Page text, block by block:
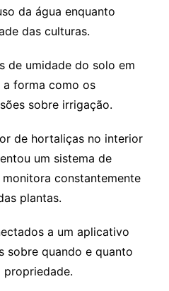
da água enquanto
das culturas.
de umidade do solo em
forma como os
sobre irrigação.
de hortaliças no interior
um sistema de
constantemente
plantas.
a um aplicativo
sobre quando e quanto
propriedade.